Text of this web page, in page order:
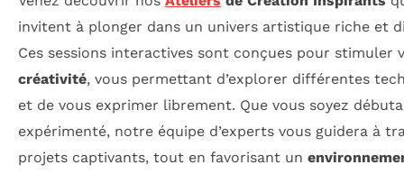
invitent à plonger dans un univers artistique riche et
Ces sessions interactives sont conçues pour stimuler
créativité, vous permettant d’explorer différentes
et de vous exprimer librement. Que vous soyez
expérimenté, notre équipe d’experts vous guidera à
projets captivants, tout en favorisant un